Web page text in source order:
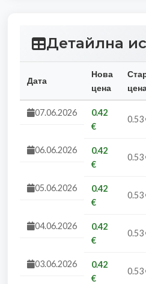
Детайлна
Дата
Нова
цена
07.06.2026
0.42
€
0.53
06.06.2026
0.42
€
0.53
05.06.2026
0.42
€
0.53
04.06.2026
0.42
€
0.53
03.06.2026
0.42
€
0.53